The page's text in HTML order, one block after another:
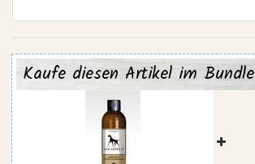
Kaufe diesen Artikel im Bundle